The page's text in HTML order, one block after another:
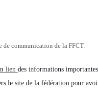
de communication de la FFCT.
lien des informations
le site de la fédération pour